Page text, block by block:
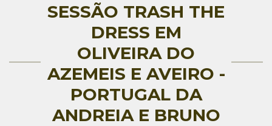
SESSÃO TRASH THE
DRESS EM
OLIVEIRA DO
AZEMEIS E AVEIRO -
PORTUGAL DA
ANDREIA E BRUNO